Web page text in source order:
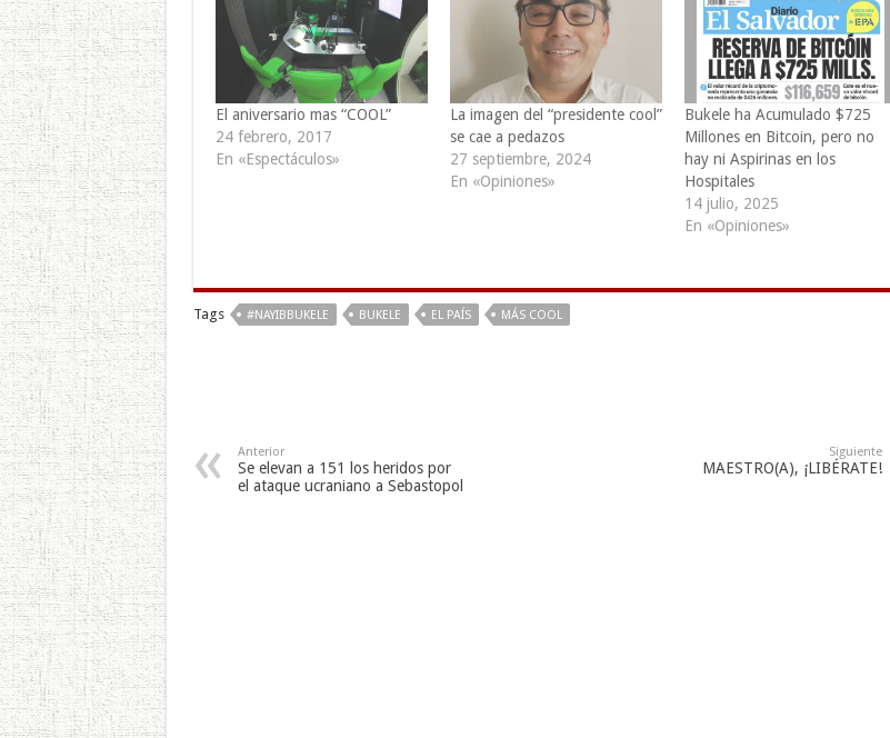
El aniversario mas “COOL”
24 febrero, 2017
En «Espectáculos»
La imagen del “presidente cool”
se cae a pedazos
27 septiembre, 2024
En «Opiniones»
Bukele ha Acumulado $725
Millones en Bitcoin, pero no
hay ni Aspirinas en los
Hospitales
14 julio, 2025
En «Opiniones»
Tags #NAYIBBUKELE BUKELE EL PAÍS MÁS COOL
Anterior
Se elevan a 151 los heridos por
el ataque ucraniano a Sebastopol
Siguiente
MAESTRO(A), ¡LIBÉRATE!